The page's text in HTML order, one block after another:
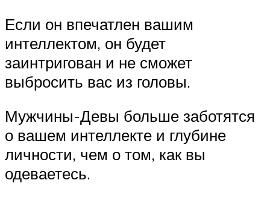
Если он впечатлен вашим
интеллектом, он будет
заинтригован и не сможет
выбросить вас из головы.
Мужчины-Девы больше заботятся
о вашем интеллекте и глубине
личности, чем о том, как вы
одеваетесь.